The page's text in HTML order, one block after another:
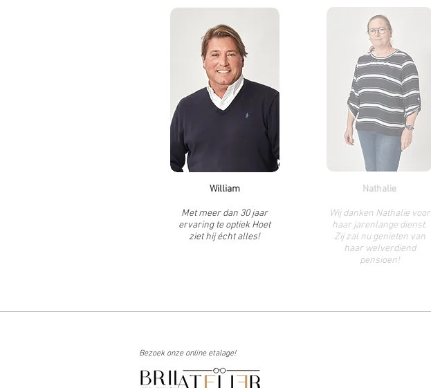
William
Met meer dan 30 jaar
ervaring te optiek Hoet
ziet hij écht alles!
Nathalie
Wij danken Nathalie voor
haar jarenlange dienst.
Zij zal nu genieten van
haar welverdiend
pensioen!
Bezoek onze online etalage!